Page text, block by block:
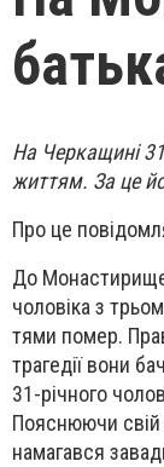
На Черкащині
життям. За це
Про це
До
чоловіка з
тями помер.
трагедії вони
31-річного
Пояснюючи свій
намагався